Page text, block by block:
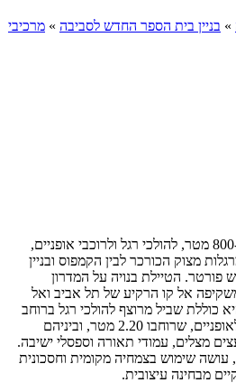
» בניין בית הספר החדש לסביבה » מרכיבי
טיילת המדע היא מסלול של כ-800 מטר, להולכי רגל ולרוכבי אופניים,
מצוק הכורכר לבין הקמפוס ובניין
פורטר. הטיילת בנויה על המדרון
אל קו הרקיע של תל אביב ואל
כוללת שביל מרוצף להולכי רגל ברוחב
2.60 מ', מסלול אספלט נפרד לאופניים, שרוחבו 2.20 מטר, וביניהם
מצלים, עמודי תאורה וספסלי ישיבה.
עושה שימוש בצמחיה מקומית וחסכונית
מבחינה עיצובית.